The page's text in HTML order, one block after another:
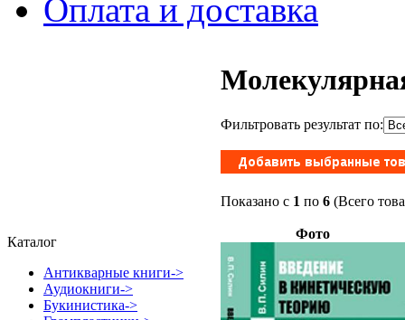
Оплата и доставка
Каталог
Антикварные книги->
Аудиокниги->
Букинистика->
Фильтровать результат по:
Показано с 1 по 6 (Всего
Фото